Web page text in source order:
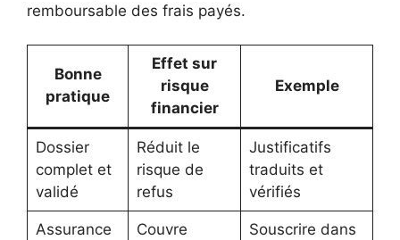
remboursable des frais payés.
Bonne
pratique
Effet sur
risque
financier
Exemple
Dossier
complet et
validé
Réduit le
risque de
refus
Justificatifs
traduits et
vérifiés
Assurance
Couvre
Souscrire dans